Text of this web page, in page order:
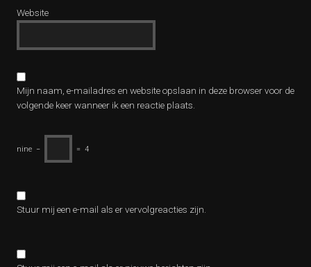
Website
Mijn naam, e-mailadres en website opslaan in deze browser voor de
volgende keer wanneer ik een reactie plaats.
nine − = 4
Stuur mij een e-mail als er vervolgreacties zijn.